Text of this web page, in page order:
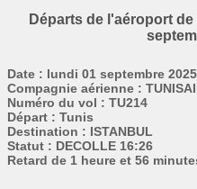
Départs de l'aéroport
Date : lundi 01 septembre 2025
Compagnie aérienne :
Numéro du vol : TU214
Départ : Tunis
Destination : ISTANBUL
Statut : DECOLLE 16:26
Retard de 1 heure et 56